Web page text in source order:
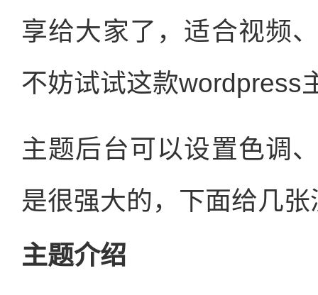
享给大家了，适合视频
不妨试试这款wordpress
主题后台可以设置色调
是很强大的，下面给几
主题介绍